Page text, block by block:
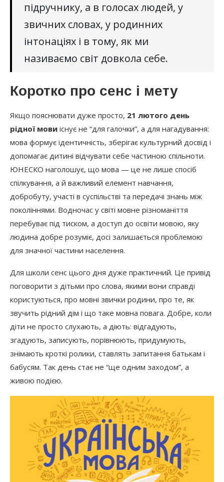
підручнику, а в голосах людей, у
звичних словах, у родинних
інтонаціях і в тому, як ми
називаємо світ довкола себе.
Коротко про сенс і мету
Якщо пояснювати дуже просто, 21 лютого день
рідної мови існує не “для галочки”, а для нагадування:
мова формує ідентичність, зберігає культурний досвід і
допомагає дитині відчувати себе частиною спільноти.
ЮНЕСКО наголошує, що мова — це не лише спосіб
спілкування, а й важливий елемент навчання,
добробуту, участі в суспільстві та передачі знань між
поколіннями. Водночас у світі мовне різноманіття
перебуває під тиском, а доступ до освіти мовою, яку
людина добре розуміє, досі залишається проблемою
для значної частини населення.
Для школи сенс цього дня дуже практичний. Це привід
поговорити з дітьми про слова, якими вони справді
користуються, про мовні звички родини, про те, як
звучить рідний дім і що таке мовна повага. Добре, коли
діти не просто слухають, а діють: відгадують,
згадують, записують, порівнюють, придумують,
знімають кроткі ролики, ставлять запитання батькам і
бабусям. Так день стає не “ще одним заходом”, а
живою подією.